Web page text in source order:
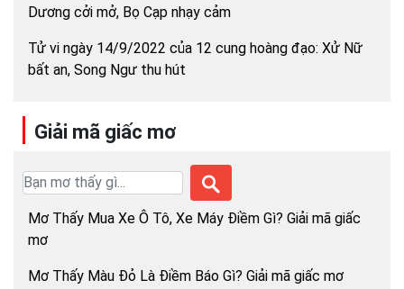
Dương cởi mở, Bọ Cạp nhạy cảm
Tử vi ngày 14/9/2022 của 12 cung hoàng đạo: Xử Nữ
bất an, Song Ngư thu hút
Giải mã giấc mơ
Mơ Thấy Mua Xe Ô Tô, Xe Máy Điềm Gì? Giải mã giấc
mơ
Mơ Thấy Màu Đỏ Là Điềm Báo Gì? Giải mã giấc mơ